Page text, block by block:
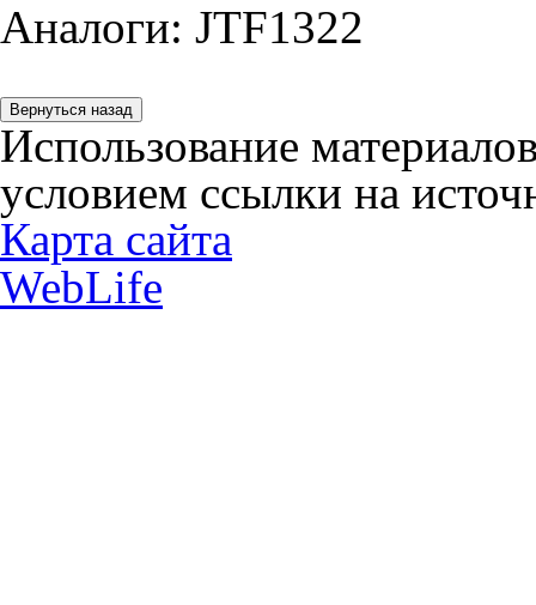
Аналоги: JTF1322
Использование
условием ссылки на
Карта сайта
WebLife